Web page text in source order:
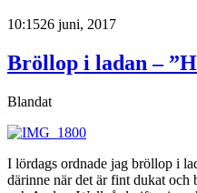
10:1526 juni, 2017
Bröllop i ladan –
Blandat
I lördags ordnade jag bröllop i
därinne när det är fint dukat